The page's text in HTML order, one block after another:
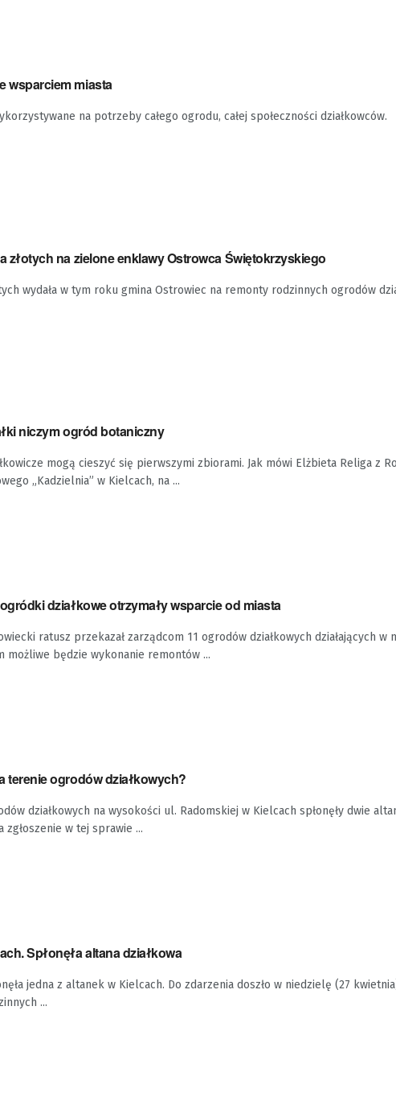
wsparciem miasta
na potrzeby całego ogrodu, całej społeczności działkowców.
złotych na zielone enklawy Ostrowca Świętokrzyskiego
wydała w tym roku gmina Ostrowiec na remonty rodzinnych ogrodów
niczym ogród botaniczny
mogą cieszyć się pierwszymi zbiorami. Jak mówi Elżbieta Religa z
„Kadzielnia” w Kielcach, na ...
działkowe otrzymały wsparcie od miasta
ratusz przekazał zarządcom 11 ogrodów działkowych działających w
możliwe będzie wykonanie remontów ...
terenie ogrodów działkowych?
działkowych na wysokości ul. Radomskiej w Kielcach spłonęły dwie
zgłoszenie w tej sprawie ...
Spłonęła altana działkowa
jedna z altanek w Kielcach. Do zdarzenia doszło w niedzielę (27
...